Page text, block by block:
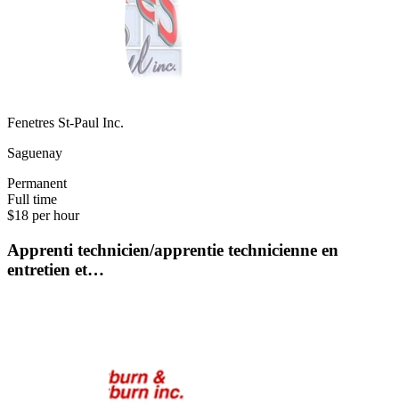
Fenetres St-Paul Inc.
Saguenay
Permanent
Full time
$18 per hour
Apprenti technicien/apprentie technicienne en
entretien et…